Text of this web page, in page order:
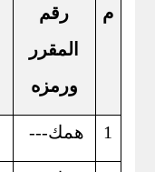
م
رقم
المقرر
ورمزه
1 همك---